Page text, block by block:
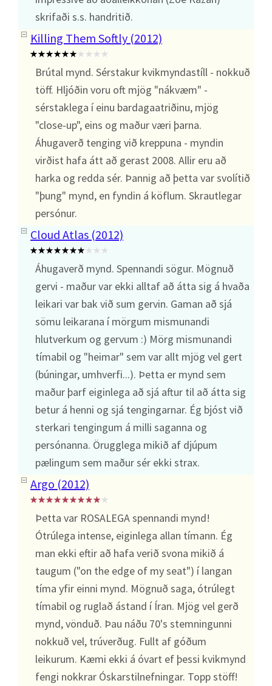
skrifaði s.s. handritið.
Killing Them Softly (2012)
Brútal mynd. Sérstakur kvikmyndastíll - nokkuð
töff. Hljóðin voru oft mjög "nákvæm" -
sérstaklega í einu bardagaatriðinu, mjög
"close-up", eins og maður væri þarna.
Áhugaverð tenging við kreppuna - myndin
virðist hafa átt að gerast 2008. Allir eru að
harka og redda sér. Þannig að þetta var svolítið
"þung" mynd, en fyndin á köflum. Skrautlegar
persónur.
Cloud Atlas (2012)
Áhugaverð mynd. Spennandi sögur. Mögnuð
gervi - maður var ekki alltaf að átta sig á hvaða
leikari var bak við sum gervin. Gaman að sjá
sömu leikarana í mörgum mismunandi
hlutverkum og gervum :) Mörg mismunandi
tímabil og "heimar" sem var allt mjög vel gert
(búningar, umhverfi...). Þetta er mynd sem
maður þarf eiginlega að sjá aftur til að átta sig
betur á henni og sjá tengingarnar. Ég bjóst við
sterkari tengingum á milli saganna og
persónanna. Örugglega mikið af djúpum
pælingum sem maður sér ekki strax.
Argo (2012)
Þetta var ROSALEGA spennandi mynd!
Ótrúlega intense, eiginlega allan tímann. Ég
man ekki eftir að hafa verið svona mikið á
taugum ("on the edge of my seat") í langan
tíma yfir einni mynd. Mögnuð saga, ótrúlegt
tímabil og ruglað ástand í Íran. Mjög vel gerð
mynd, vönduð. Þau náðu 70's stemningunni
nokkuð vel, trúverðug. Fullt af góðum
leikurum. Kæmi ekki á óvart ef þessi kvikmynd
fengi nokkrar Óskarstilnefningar. Topp stöff!